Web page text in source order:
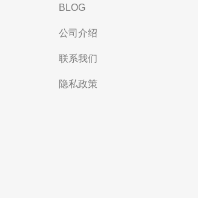
BLOG
公司介绍
联系我们
隐私政策